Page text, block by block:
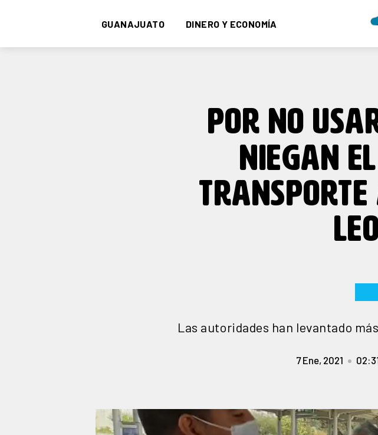
GUANAJUATO DINERO Y ECONOMÍA
POR NO
NIEGAN
Las autoridades han levantado
7 Ene, 2021